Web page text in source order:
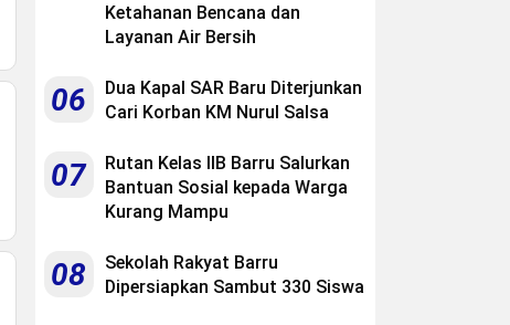
Ketahanan Bencana dan
Layanan Air Bersih
06
Dua Kapal SAR Baru Diterjunkan
Cari Korban KM Nurul Salsa
07
Rutan Kelas IIB Barru Salurkan
Bantuan Sosial kepada Warga
Kurang Mampu
08
Sekolah Rakyat Barru
Dipersiapkan Sambut 330 Siswa